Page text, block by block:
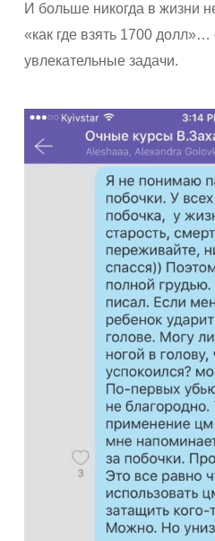
И больше никогда в жизни
«как где взять 1700 долл»…
увлекательные задачи.